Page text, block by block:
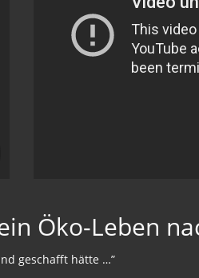
Öko-Leben
geschafft hätte …”